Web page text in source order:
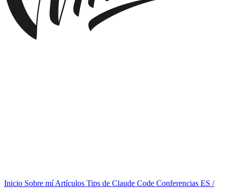
Inicio Sobre míArtículos Tips de Claude Code Conferencias ES /